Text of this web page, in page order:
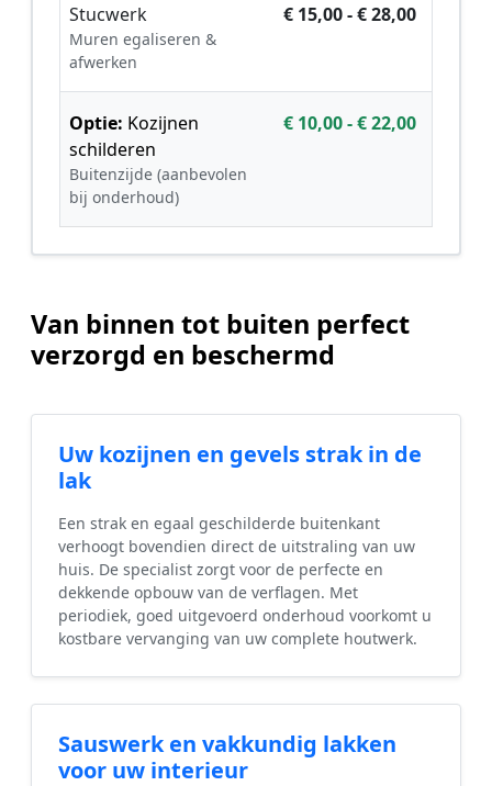
Stucwerk
Muren egaliseren &
afwerken
€ 15,00 - € 28,00
Optie: Kozijnen
schilderen
Buitenzijde (aanbevolen
bij onderhoud)
€ 10,00 - € 22,00
Van binnen tot buiten perfect
verzorgd en beschermd
Uw kozijnen en gevels strak in de
lak
Een strak en egaal geschilderde buitenkant
verhoogt bovendien direct de uitstraling van uw
huis. De specialist zorgt voor de perfecte en
dekkende opbouw van de verflagen. Met
periodiek, goed uitgevoerd onderhoud voorkomt u
kostbare vervanging van uw complete houtwerk.
Sauswerk en vakkundig lakken
voor uw interieur